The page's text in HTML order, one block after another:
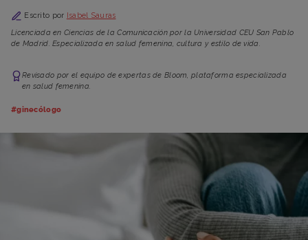
Escrito por
Isabel Sauras
Licenciada en Ciencias de la Comunicación por la Universidad CEU San Pablo
de Madrid. Especializada en salud femenina, cultura y estilo de vida.
Revisado por el equipo de expertas de Bloom, plataforma especializada
en salud femenina.
#ginecólogo